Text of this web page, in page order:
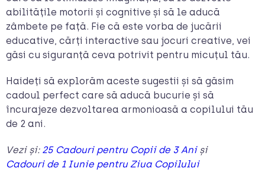
abilitățile motorii și cognitive și să le aducă
zâmbete pe față. Fie că este vorba de jucării
educative, cărți interactive sau jocuri creative, vei
găsi cu siguranță ceva potrivit pentru micuțul tău.
Haideți să explorăm aceste sugestii și să găsim
cadoul perfect care să aducă bucurie și să
încurajeze dezvoltarea armonioasă a copilului tău
de 2 ani.
Vezi și: 25 Cadouri pentru Copii de 3 Ani și
Cadouri de 1 Iunie pentru Ziua Copilului